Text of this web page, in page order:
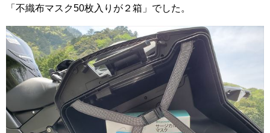
「不織布マスク50枚入りが２箱」でした。